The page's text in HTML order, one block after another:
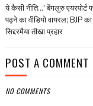
ये कैसी नीति...' बेंगलुरु एयरपोर्ट
पढ़ने का वीडियो वायरल; BJP
सिद्दरमैया तीखा प्रहार
POST A COMMENT
NO COMMENTS